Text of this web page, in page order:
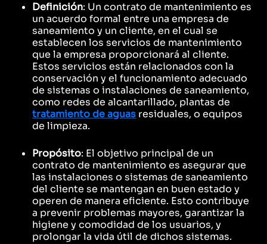
Definición: Un contrato de mantenimiento es
un acuerdo formal entre una empresa de
saneamiento y un cliente, en el cual se
establecen los servicios de mantenimiento
que la empresa proporcionará al cliente.
Estos servicios están relacionados con la
conservación y el funcionamiento adecuado
de sistemas o instalaciones de saneamiento,
como redes de alcantarillado, plantas de
tratamiento de aguas residuales, o equipos
de limpieza.
Propósito: El objetivo principal de un
contrato de mantenimiento es asegurar que
las instalaciones o sistemas de saneamiento
del cliente se mantengan en buen estado y
operen de manera eficiente. Esto contribuye
a prevenir problemas mayores, garantizar la
higiene y comodidad de los usuarios, y
prolongar la vida útil de dichos sistemas.